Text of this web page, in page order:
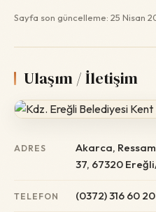
Sayfa son güncelleme: 25 Nisan
Ulaşım / İletişim
ADRES
Akarca,
37, 67320
TELEFON (0372) 316 60 20